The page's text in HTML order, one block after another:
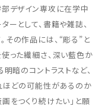
デザイン専攻に在学中
ーとして、書籍や雑誌、
その作品には、“彫る”と
った繊細さ、深い藍色か
暗のコントラストなど、
ほどの可能性があるのか
をつくり続けたい」と願